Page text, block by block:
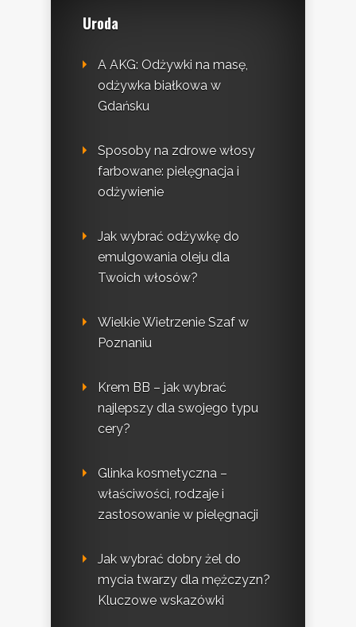
Uroda
A AKG: Odżywki na masę,
odżywka białkowa w
Gdańsku
Sposoby na zdrowe włosy
farbowane: pielęgnacja i
odżywienie
Jak wybrać odżywkę do
emulgowania oleju dla
Twoich włosów?
Wielkie Wietrzenie Szaf w
Poznaniu
Krem BB – jak wybrać
najlepszy dla swojego typu
cery?
Glinka kosmetyczna –
właściwości, rodzaje i
zastosowanie w pielęgnacji
Jak wybrać dobry żel do
mycia twarzy dla mężczyzn?
Kluczowe wskazówki